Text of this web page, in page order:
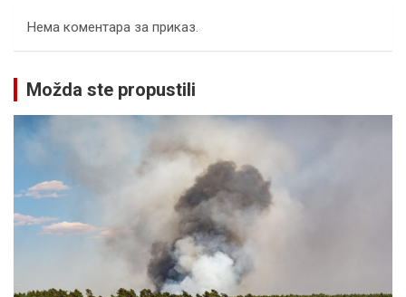
Нема коментара за приказ.
Možda ste propustili